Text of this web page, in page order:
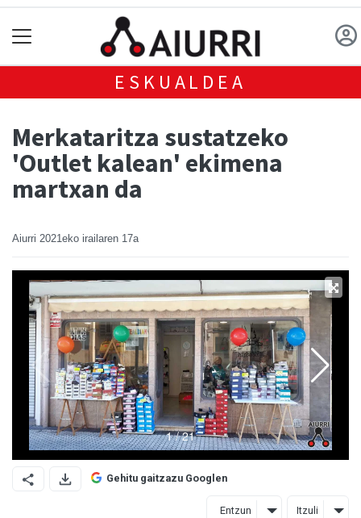
ESKUALDEA
Merkataritza sustatzeko
'Outlet kalean' ekimena
martxan da
Aiurri 2021eko irailaren 17a
Gehitu gaitzazu Googlen
Entzun Itzuli